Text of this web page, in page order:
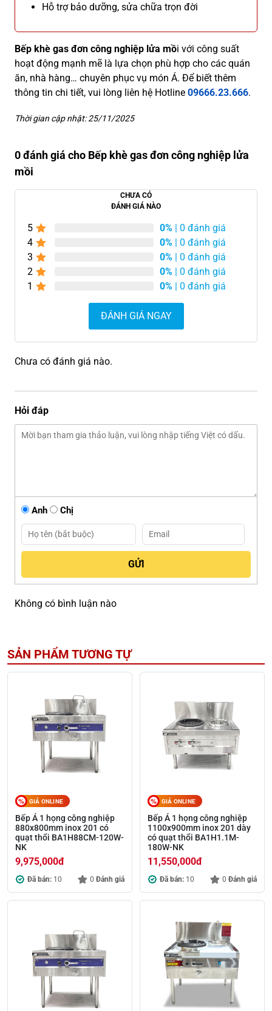
Hỗ trợ bảo dưỡng, sửa chữa trọn đời
Bếp khè gas đơn công nghiệp lửa mồi với công suất
hoạt động mạnh mẽ là lựa chọn phù hợp cho các quán
ăn, nhà hàng… chuyên phục vụ món Á. Để biết thêm
thông tin chi tiết, vui lòng liên hệ Hotline 09666.23.666.
Thời gian cập nhật: 25/11/2025
0 đánh giá cho Bếp khè gas đơn công nghiệp lửa
mồi
CHƯA CÓ
ĐÁNH GIÁ NÀO
5 0% | 0 đánh giá
4
0% | 0 đánh giá
3
0% | 0 đánh giá
2
0% | 0 đánh giá
1
0% | 0 đánh giá
ĐÁNH GIÁ NGAY
Chưa có đánh giá nào.
Hỏi đáp
Anh Chị
Không có bình luận nào
SẢN PHẨM TƯƠNG TỰ
GIÁ ONLINE
Bếp Á 1 họng công nghiệp
880x800mm inox 201 có
quạt thổi BA1H88CM-120W-
NK
9,975,000đ
Đã bán: 10 0 Đánh giá
GIÁ ONLINE
Bếp Á 1 họng công nghiệp
1100x900mm inox 201 dày
có quạt thổi BA1H1.1M-
180W-NK
11,550,000đ
Đã bán: 10 0 Đánh giá